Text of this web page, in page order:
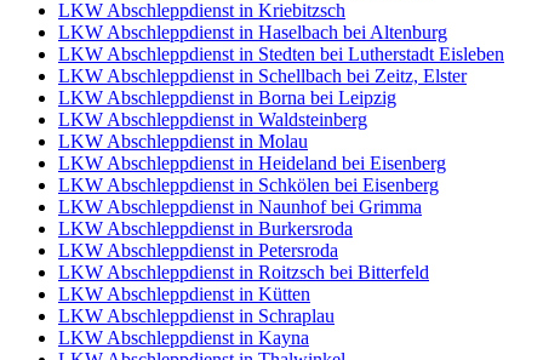
LKW Abschleppdienst in Kriebitzsch
LKW Abschleppdienst in Haselbach bei Altenburg
LKW Abschleppdienst in Stedten bei Lutherstadt Eisleben
LKW Abschleppdienst in Schellbach bei Zeitz, Elster
LKW Abschleppdienst in Borna bei Leipzig
LKW Abschleppdienst in Waldsteinberg
LKW Abschleppdienst in Molau
LKW Abschleppdienst in Heideland bei Eisenberg
LKW Abschleppdienst in Schkölen bei Eisenberg
LKW Abschleppdienst in Naunhof bei Grimma
LKW Abschleppdienst in Burkersroda
LKW Abschleppdienst in Petersroda
LKW Abschleppdienst in Roitzsch bei Bitterfeld
LKW Abschleppdienst in Kütten
LKW Abschleppdienst in Schraplau
LKW Abschleppdienst in Kayna